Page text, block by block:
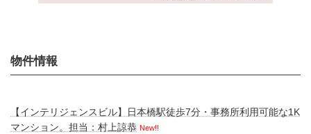
物件情報
【インテリジェンスビル】日本橋駅徒歩7分・事務所利用可能な1K
マンション。担当：村上諒恭 New!!